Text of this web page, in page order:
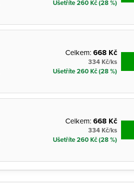
Ušetříte 260 Kč (28 %)
Celkem:668 Kč
334 Kč/ks
Ušetříte 260 Kč (28 %)
Celkem:668 Kč
334 Kč/ks
Ušetříte 260 Kč (28 %)